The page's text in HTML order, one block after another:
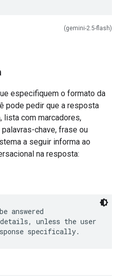
(gemini-2.5-flash)
especifiquem o formato da
pode pedir que a resposta
lista com marcadores,
chave, frase ou
a seguir informa ao
na resposta:
answered
details, unless the user